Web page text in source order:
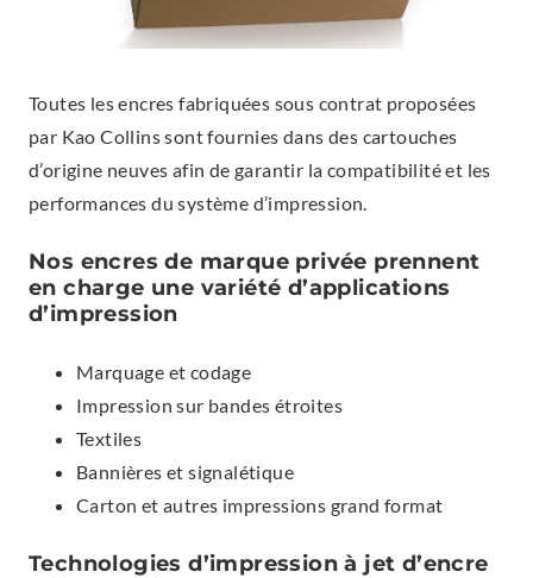
Toutes les encres fabriquées sous contrat proposées
par Kao Collins sont fournies dans des cartouches
d’origine neuves afin de garantir la compatibilité et les
performances du système d’impression.
Nos encres de marque privée prennent
en charge une variété d’applications
d’impression
Marquage et codage
Impression sur bandes étroites
Textiles
Bannières et signalétique
Carton et autres impressions grand format
Technologies d’impression à jet d’encre